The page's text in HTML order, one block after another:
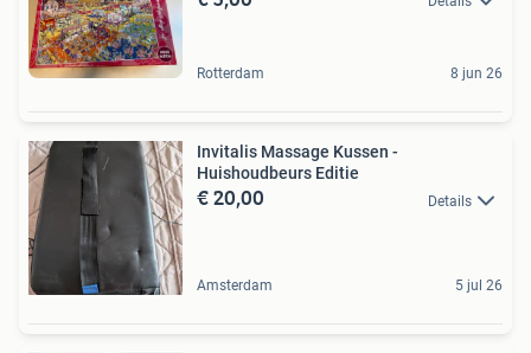
Rotterdam 8 jun 26
Invitalis Massage Kussen -
Huishoudbeurs Editie
€ 20,00 Details
Amsterdam 5 jul 26